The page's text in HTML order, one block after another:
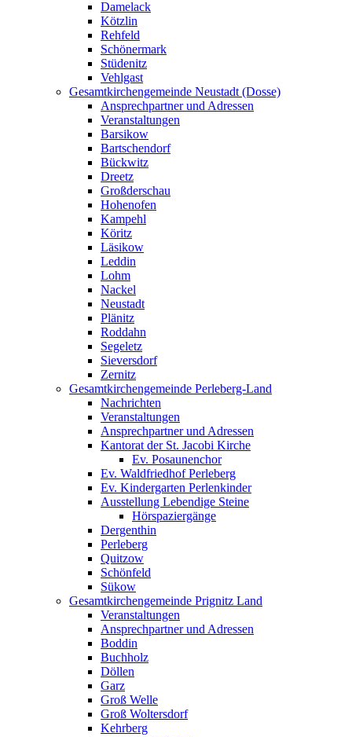
Damelack
Kötzlin
Rehfeld
Schönermark
Stüdenitz
Vehlgast
Gesamtkirchengemeinde Neustadt (Dosse)
Ansprechpartner und Adressen
Veranstaltungen
Barsikow
Bartschendorf
Bückwitz
Dreetz
Großderschau
Hohenofen
Kampehl
Köritz
Läsikow
Leddin
Lohm
Nackel
Neustadt
Plänitz
Roddahn
Segeletz
Sieversdorf
Zernitz
Gesamtkirchengemeinde Perleberg-Land
Nachrichten
Veranstaltungen
Ansprechpartner und Adressen
Kantorat der St. Jacobi Kirche
Ev. Posaunenchor
Ev. Waldfriedhof Perleberg
Ev. Kindergarten Perlenkinder
Ausstellung Lebendige Steine
Hörspaziergänge
Dergenthin
Perleberg
Quitzow
Schönfeld
Sükow
Gesamtkirchengemeinde Prignitz Land
Veranstaltungen
Ansprechpartner und Adressen
Boddin
Buchholz
Döllen
Garz
Groß Welle
Groß Woltersdorf
Kehrberg